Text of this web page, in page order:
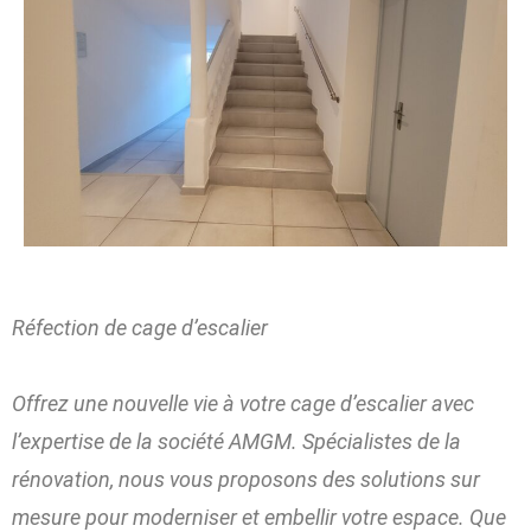
Réfection de cage d’escalier
Offrez une nouvelle vie à votre cage d’escalier avec
l’expertise de la société AMGM. Spécialistes de la
rénovation, nous vous proposons des solutions sur
mesure pour moderniser et embellir votre espace. Que